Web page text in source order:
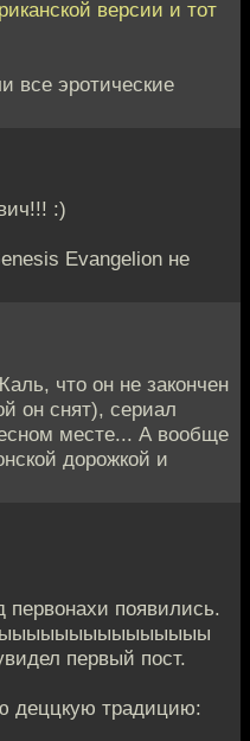
версии и тот
все эротические
:)
Evangelion не
что он не закончен
он снят), сериал
месте... А вообще
дорожкой и
первонахи появились.
первый пост.
деццкую традицию: